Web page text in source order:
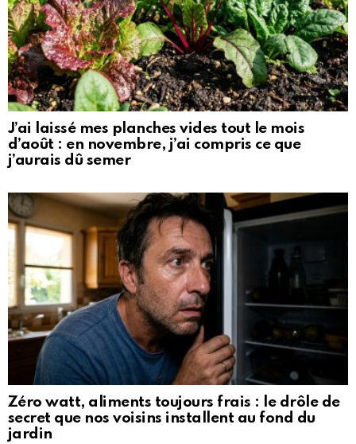
J’ai laissé mes planches vides tout le mois
d’août : en novembre, j’ai compris ce que
j’aurais dû semer
Zéro watt, aliments toujours frais : le drôle de
secret que nos voisins installent au fond du
jardin